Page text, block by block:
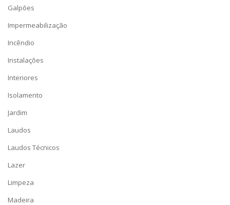
Galpões
Impermeabilização
Incêndio
Instalações
Interiores
Isolamento
Jardim
Laudos
Laudos Técnicos
Lazer
Limpeza
Madeira